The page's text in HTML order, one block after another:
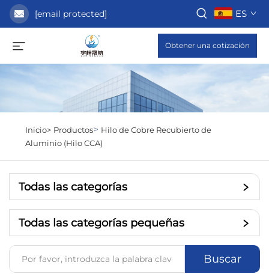
[email protected] ES
Obtener una cotización
Inicio> Productos> Hilo de Cobre Recubierto de
Aluminio (Hilo CCA)
Todas las categorías
Todas las categorías pequeñas
Buscar